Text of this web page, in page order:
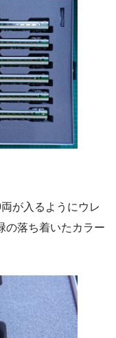
が入るようにウレ
の落ち着いたカラー